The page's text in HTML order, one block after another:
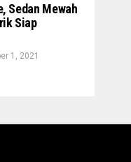
Sedan Mewah
Siap
1, 2021